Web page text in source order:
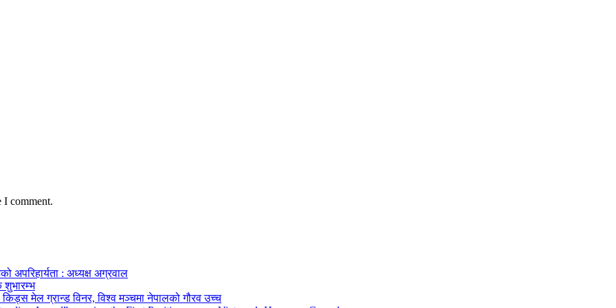
I comment.
अपरिहार्यता : अध्यक्ष अग्रवाल
शुभारम्भ
मेल ग्रान्ड विनर, विश्व मञ्चमा नेपालको गौरव उच्च